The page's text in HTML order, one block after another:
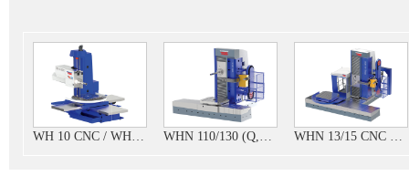
WH 10 CNC / WH(Q) 105 CNC WHN 110/130 (Q,MC) WHN 13/15 CNC 镗铣加工中心